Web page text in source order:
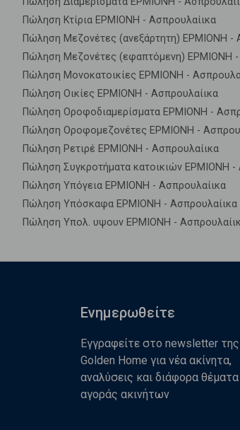
Πώληση Κτίρια ΕΡΜΙΟΝΗ - Ασπρουλαίικα
Πώληση Μεζονέτες (ανεξάρτητη) ΕΡΜΙΟΝΗ -
Πώληση Μεζονέτες (εφαπτόμενη) ΕΡΜΙΟΝΗ -
Πώληση Μονοκατοικίες ΕΡΜΙΟΝΗ -
Πώληση Οικίες ΕΡΜΙΟΝΗ - Ασπρουλαίικα
Πώληση Οροφοδιαμερίσματα ΕΡΜΙΟΝΗ -
Πώληση Οροφομεζονέτες ΕΡΜΙΟΝΗ -
Πώληση Ρετιρέ ΕΡΜΙΟΝΗ - Ασπρουλαίικα
Πώληση Συγκροτήματα κατοικιών ΕΡΜΙΟΝΗ -
Πώληση Υπόγεια ΕΡΜΙΟΝΗ - Ασπρουλαίικα
Πώληση Υπόσκαφα ΕΡΜΙΟΝΗ - Ασπρουλαίικα
Πώληση Υπολ. υψουν ΕΡΜΙΟΝΗ -
Ενημερωθείτε
Εγγραφείτε στο newsletter της
Golden Home για νέα ακίνητα,
αναλύσεις και διάφορα
αγοράς ακινήτων